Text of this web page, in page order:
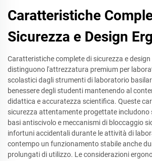
Caratteristiche
Sicurezza e Design
Caratteristiche complete di sicurezza e
distinguono l'attrezzatura premium per
scolastici dagli strumenti di laboratorio
benessere degli studenti mantenendo al
didattica e accuratezza scientifica. Queste
sicurezza attentamente progettate includono
basi antiscivolo e meccanismi di bloccaggio
infortuni accidentali durante le attività di
contempo un funzionamento stabile anche
prolungati di utilizzo. Le considerazioni